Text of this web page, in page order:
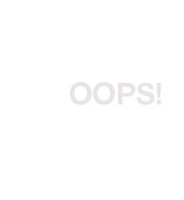
OOPS!